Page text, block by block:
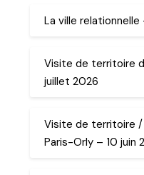
La ville
Visite de territoire
juillet 2026
Visite de territoire
Paris-Orly – 10 juin